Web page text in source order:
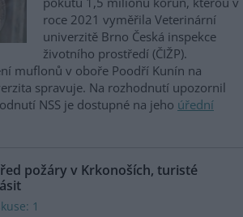
roce 2021 vyměřila Veterinární
univerzitě Brno Česká inspekce
životního prostředí (ČIŽP).
muflonů v oboře Poodří Kunín na
spravuje. Na rozhodnutí upozornil
NSS je dostupné na jeho úřední
požáry v Krkonoších, turisté
1